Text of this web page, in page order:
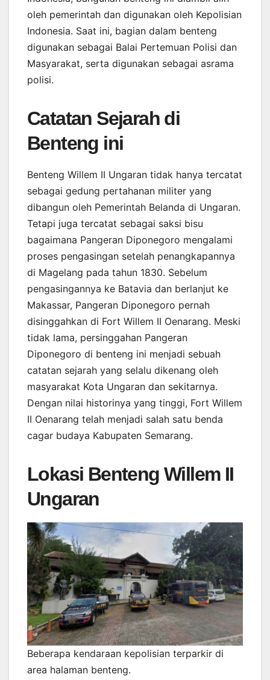
oleh pemerintah dan digunakan oleh Kepolisian
Indonesia. Saat ini, bagian dalam benteng
digunakan sebagai Balai Pertemuan Polisi dan
Masyarakat, serta digunakan sebagai asrama
polisi.
Catatan Sejarah di
Benteng ini
Benteng Willem II Ungaran tidak hanya tercatat
sebagai gedung pertahanan militer yang
dibangun oleh Pemerintah Belanda di Ungaran.
Tetapi juga tercatat sebagai saksi bisu
bagaimana Pangeran Diponegoro mengalami
proses pengasingan setelah penangkapannya
di Magelang pada tahun 1830. Sebelum
pengasingannya ke Batavia dan berlanjut ke
Makassar, Pangeran Diponegoro pernah
disinggahkan di Fort Willem II Oenarang. Meski
tidak lama, persinggahan Pangeran
Diponegoro di benteng ini menjadi sebuah
catatan sejarah yang selalu dikenang oleh
masyarakat Kota Ungaran dan sekitarnya.
Dengan nilai historinya yang tinggi, Fort Willem
II Oenarang telah menjadi salah satu benda
cagar budaya Kabupaten Semarang.
Lokasi Benteng Willem II
Ungaran
Beberapa kendaraan kepolisian terparkir di
area halaman benteng.